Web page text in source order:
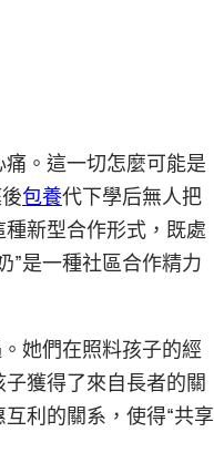
。這一切怎麼可能是
包養代下學后無人把
種新型合作形式，既處
”是一種社區合作精力
她們在照料孩子的經
獲得了來自長者的關
利的關系，使得“共享